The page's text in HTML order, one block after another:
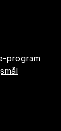
program